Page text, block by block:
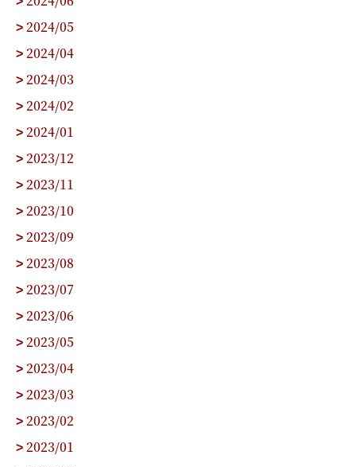
> 2024/05
> 2024/04
> 2024/03
> 2024/02
> 2024/01
> 2023/12
> 2023/11
> 2023/10
> 2023/09
> 2023/08
> 2023/07
> 2023/06
> 2023/05
> 2023/04
> 2023/03
> 2023/02
> 2023/01